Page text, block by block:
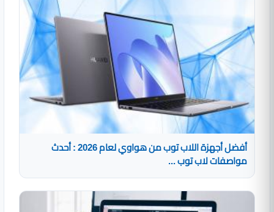
أفضل أجهزة اللاب توب من هواوي لعام 2026 : أحدث
مواصفات لاب توب ...